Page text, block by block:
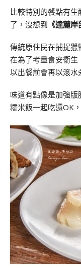
比較特別的餐點有
了，沒想到 《達麓岸
傳統原住民在捕捉
在為了考量食安衛
以出餐前會再以滾水
味道有點像是加強版
糯米飯一起吃還OK